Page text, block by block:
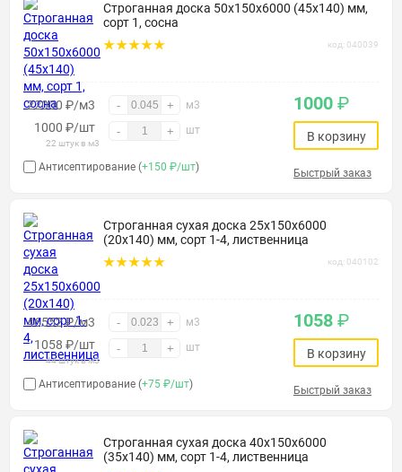
Строганная доска 50х150х6000 (45х140) мм,
сорт 1, сосна
код: 040039
22000 ₽/м3 - + м3
1000 ₽/шт
22 штук в м3
- + шт
1000 ₽
Антисептирование (+150 ₽/шт)
В корзину
Быстрый заказ
Строганная сухая доска 25х150х6000
(20х140) мм, сорт 1-4, лиственница
код: 040102
46552 ₽/м3 - + м3
1058 ₽/шт
44 штук в м3
- + шт
1058 ₽
Антисептирование (+75 ₽/шт)
В корзину
Быстрый заказ
Строганная сухая доска 40х150х6000
(35х140) мм, сорт 1-4, лиственница